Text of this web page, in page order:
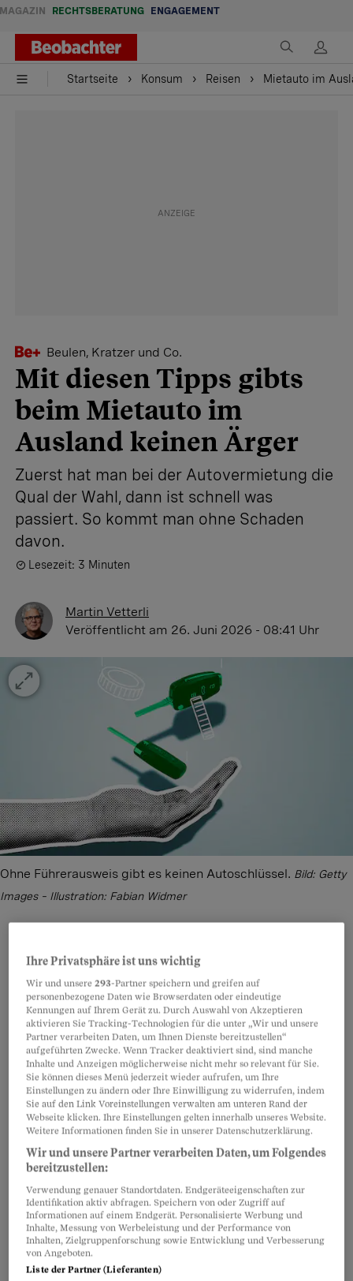
MAGAZIN RECHTSBERATUNG ENGAGEMENT
Startseite Konsum Reisen Mietauto im
Beulen, Kratzer und Co.
Mit diesen Tipps gibts
beim Mietauto im
Ausland keinen Ärger
Zuerst hat man bei der Autovermietung die
Qual der Wahl, dann ist schnell was
passiert. So kommt man ohne Schaden
davon.
Lesezeit: 3 Minuten
Martin Vetterli
Veröffentlicht am 26. Juni 2026 - 08:41 Uhr
Ohne Führerausweis gibt es keinen Autoschlüssel. Bild: Getty
Images – Illustration: Fabian Widmer
Artikel teilen
Drei Checks, bevor Sie ein Auto
mieten
1. Anbieter wählen
Mit einer kurzen Onlinerecherche stellen Sie fest,
welche Erfahrungen andere Leute gemacht
haben. Das lohnt sich besonders bei unbekannten
Anbietern.
2. Übernahme­protokoll erstellen
Bestehen Sie bei der Übernahme des Wagens auf
einem Protokoll, in dem alle Mängel und Kratzer
am Fahrzeug aufgeführt sind. Falls Sie das Auto
vollgetankt zurückbringen müssen, sollte es bei
der Übernahme ebenfalls vollgetankt sein.
3. Übergabeprotokoll nach der Nutzung
Bestehen Sie darauf, dass das Auto kurz inspiziert
wird, wenn Sie es wieder abgeben. Falls der
Anbieter Schäden geltend macht, muss er diese
beweisen können.
Als sie den Kleinbus zurückbrachte, waren bei
der Vermietung in Zürich die Lichter aus. Kein
Mensch mehr da. Andrea Eicher (Name
Ihre Privatsphäre ist uns wichtig
Wir und unsere293-Partner speichern und greifen auf
personenbezogene Daten wie Browserdaten oder eindeutige
Kennungen auf Ihrem Gerät zu. Durch Auswahl von Akzeptieren
aktivieren Sie Tracking-Technologien für die unter „Wir und unsere
Partner verarbeiten Daten, um Ihnen Dienste bereitzustellen“
aufgeführten Zwecke. Wenn Tracker deaktiviert sind, sind manche
Inhalte und Anzeigen möglicherweise nicht mehr so relevant für Sie.
Sie können dieses Menü jederzeit wieder aufrufen, um Ihre
Einstellungen zu ändern oder Ihre Einwilligung zu widerrufen, indem
Sie auf den Link Voreinstellungen verwalten am unteren Rand der
Webseite klicken. Ihre Einstellungen gelten innerhalb unseres Website.
Weitere Informationen finden Sie in unserer Datenschutzerklärung.
Wir und unsere Partner verarbeiten Daten, um Folgendes
bereitzustellen:
Verwendung genauer Standortdaten. Endgeräteeigenschaften zur
Identifikation aktiv abfragen. Speichern von oder Zugriff auf
Informationen auf einem Endgerät. Personalisierte Werbung und
Inhalte, Messung von Werbeleistung und der Performance von
Inhalten, Zielgruppenforschung sowie Entwicklung und Verbesserung
von Angeboten.
Liste der Partner (Lieferanten)